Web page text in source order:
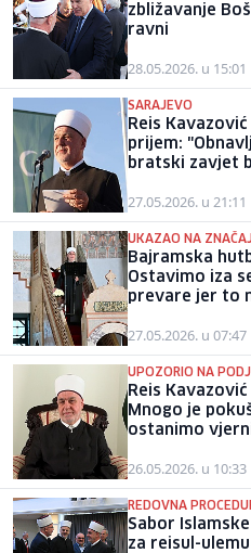
zbližavanje
ravni
28.05.2026. u 15:01
SARAJEVO
Reis
prijem:
bratski zavjet
27.05.2026. u 21:11
UKAZAO NA
Bajramska
Ostavimo iza
prevare jer to
27.05.2026. u 07:47
UPOZORIO NA
Reis
Mnogo je
ostanimo
26.05.2026. u 10:33
REDOVNA
Sabor
za reisul-